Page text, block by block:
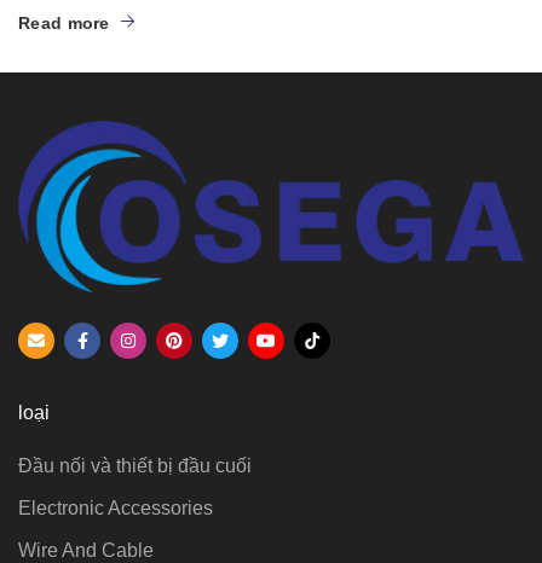
Read more
loại
Đầu nối và thiết bị đầu cuối
Electronic Accessories
Wire And Cable